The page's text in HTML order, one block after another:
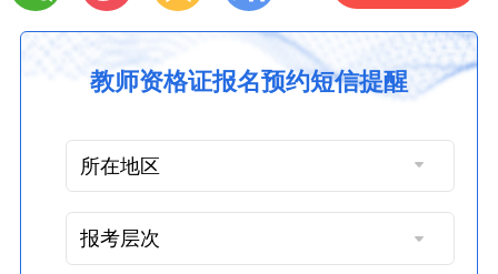
教师资格证报名预约短信提醒